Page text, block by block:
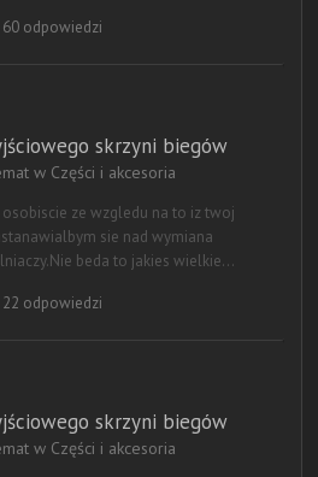
60 odpowiedzi
skrzyni biegów
w Części i akcesoria
ze wzgledu na to iz twoj
sie nad wymiana
beda to jakies wielkie...
22 odpowiedzi
skrzyni biegów
w Części i akcesoria